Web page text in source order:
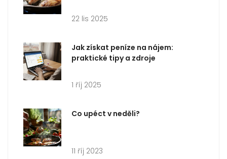
22 lis 2025
Jak získat peníze na nájem:
praktické tipy a zdroje
1 říj 2025
Co upéct v neděli?
11 říj 2023